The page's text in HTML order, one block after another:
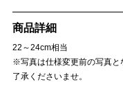
商品詳細
22～24cm相当
※写真は仕様変更前の写真と
了承くださいませ。